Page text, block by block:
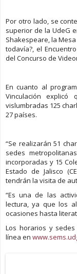
Por otro lado, se
superior de la UdeG
Shakespeare, la
todavía?, el
del Concurso de
En cuanto al
Vinculación
vislumbradas 125
27 países.
“Se realizarán 51
sedes
incorporadas y 15
Estado de Jalisco
tendrán la visita de
“Es una de las
lectura, ya que los
ocasiones hasta
Los horarios y
línea en